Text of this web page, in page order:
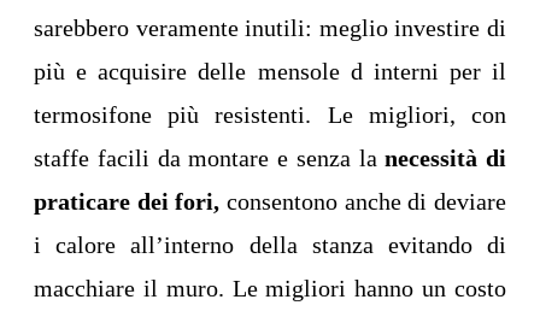
sarebbero veramente inutili: meglio investire di
più e acquisire delle mensole d interni per il
termosifone più resistenti. Le migliori, con
staffe facili da montare e senza lanecessità di
praticare dei fori, consentono anche di deviare
i calore all’interno della stanza evitando di
macchiare il muro. Le migliori hanno un costo